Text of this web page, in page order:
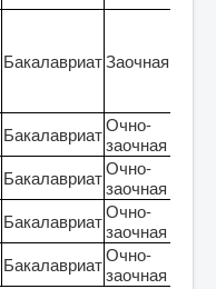
БакалавриатЗаочная
БакалавриатОчно-
заочная
БакалавриатОчно-
заочная
БакалавриатОчно-
заочная
БакалавриатОчно-
заочная